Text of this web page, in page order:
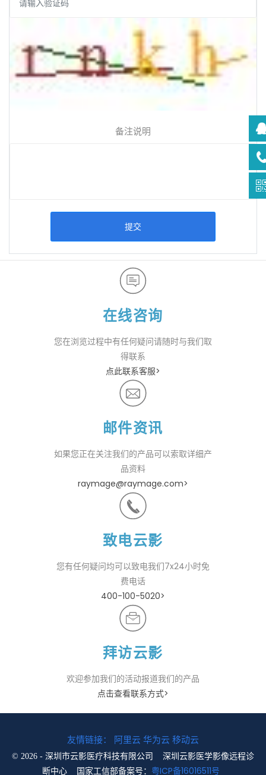
备注说明
在线咨询
您在浏览过程中有任何疑问请随时与我们取
得联系
点此联系客服>
邮件资讯
如果您正在关注我们的产品可以索取详细产
品资料
raymage@raymage.com>
致电云影
您有任何疑问均可以致电我们7x24小时免
费电话
400-100-5020>
拜访云影
欢迎参加我们的活动报道我们的产品
点击查看联系方式>
友情链接： 阿里云华为云移动云
© 2026 - 深圳市云影医疗科技有限公司 深圳云影医学影像远程诊
断中心 国家工信部备案号： 粤ICP备16016511号